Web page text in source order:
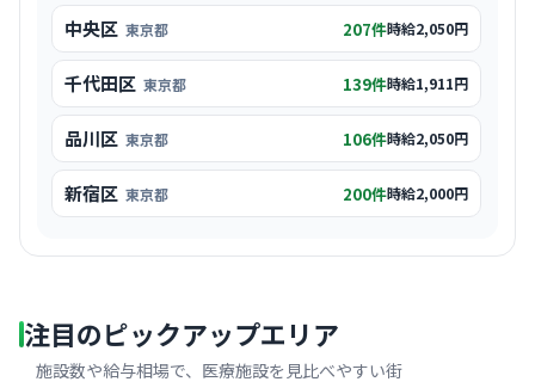
中央区 東京都 207件時給2,050円
千代田区 東京都 139件時給1,911円
品川区 東京都 106件時給2,050円
新宿区 東京都 200件時給2,000円
江東区 東京都
注目のピックアップエリア
施設数や給与相場で、医療施設を見比べやすい街